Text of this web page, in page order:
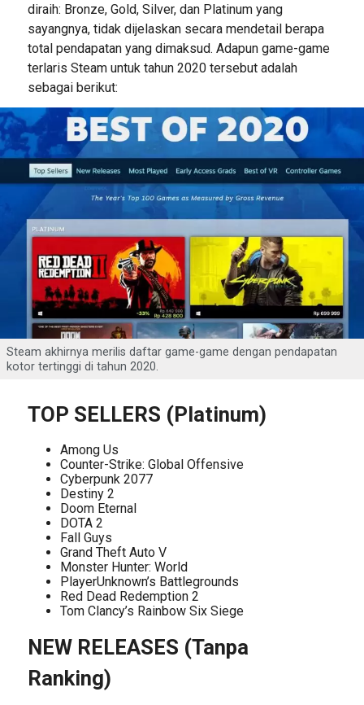
diraih: Bronze, Gold, Silver, dan Platinum yang
sayangnya, tidak dijelaskan secara mendetail berapa
total pendapatan yang dimaksud. Adapun game-game
terlaris Steam untuk tahun 2020 tersebut adalah
sebagai berikut:
Steam akhirnya merilis daftar game-game dengan pendapatan
kotor tertinggi di tahun 2020.
TOP SELLERS (Platinum)
Among Us
Counter-Strike: Global Offensive
Cyberpunk 2077
Destiny 2
Doom Eternal
DOTA 2
Fall Guys
Grand Theft Auto V
Monster Hunter: World
PlayerUnknown’s Battlegrounds
Red Dead Redemption 2
Tom Clancy’s Rainbow Six Siege
NEW RELEASES (Tanpa
Ranking)